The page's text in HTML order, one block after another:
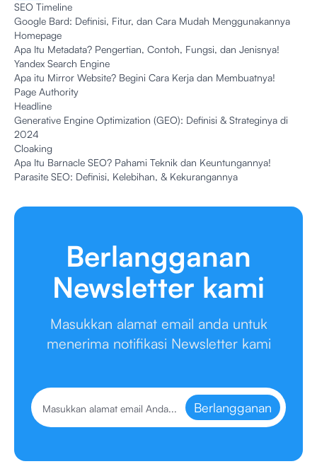
SEO Timeline
Google Bard: Definisi, Fitur, dan Cara Mudah Menggunakannya
Homepage
Apa Itu Metadata? Pengertian, Contoh, Fungsi, dan Jenisnya!
Yandex Search Engine
Apa itu Mirror Website? Begini Cara Kerja dan Membuatnya!
Page Authority
Headline
Generative Engine Optimization (GEO): Definisi & Strateginya di
2024
Cloaking
Apa Itu Barnacle SEO? Pahami Teknik dan Keuntungannya!
Parasite SEO: Definisi, Kelebihan, & Kekurangannya
Berlangganan
Newsletter kami
Masukkan alamat email anda untuk
menerima notifikasi Newsletter kami
Berlangganan